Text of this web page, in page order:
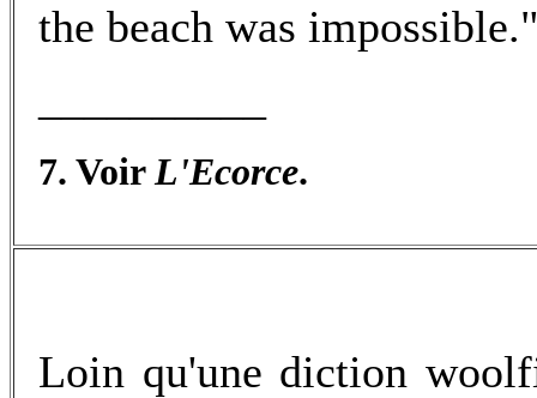
the beach was
7. VoirL'Ecorce.
Loin qu'une diction